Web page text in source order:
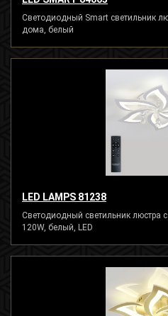
Светодиодный Smart светильник
дома, белый
LED LAMPS 81238
Светодиодный светильник люстра
120W, белый, LED